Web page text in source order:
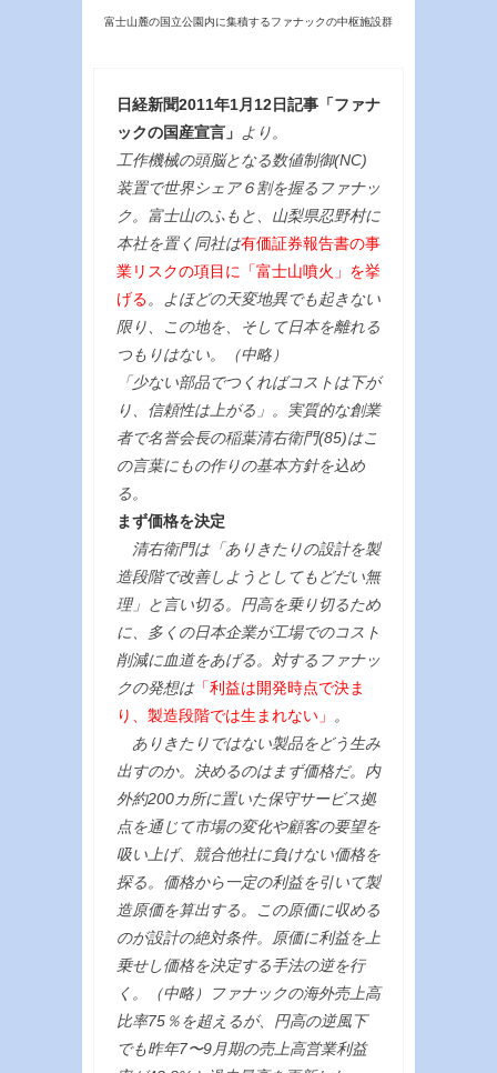
富士山麓の国立公園内に集積するファナックの中枢施設群
日経新聞2011年1月12日記事「ファナ
ックの国産宣言」 より。
工作機械の頭脳となる数値制御(NC)
装置で世界シェア６割を握るファナッ
ク。富士山のふもと、山梨県忍野村に
本社を置く同社は有価証券報告書の事
業リスクの項目に「富士山噴火」を挙
げる。よほどの天変地異でも起きない
限り、この地を、そして日本を離れる
つもりはない。（中略）
「少ない部品でつくればコストは下が
り、信頼性は上がる」。実質的な創業
者で名誉会長の稲葉清右衛門(85)はこ
の言葉にもの作りの基本方針を込め
る。
まず価格を決定
清右衛門は「ありきたりの設計を製
造段階で改善しようとしてもどだい無
理」と言い切る。円高を乗り切るため
に、多くの日本企業が工場でのコスト
削減に血道をあげる。対するファナッ
クの発想は「利益は開発時点で決ま
り、製造段階では生まれない」
。
ありきたりではない製品をどう生み
出すのか。決めるのはまず価格だ。内
外約200カ所に置いた保守サービス拠
点を通じて市場の変化や顧客の要望を
吸い上げ、競合他社に負けない価格を
探る。価格から一定の利益を引いて製
造原価を算出する。この原価に収める
のが設計の絶対条件。原価に利益を上
乗せし価格を決定する手法の逆を行
く。（中略）ファナックの海外売上高
比率75％を超えるが、円高の逆風下
でも昨年7〜9月期の売上高営業利益